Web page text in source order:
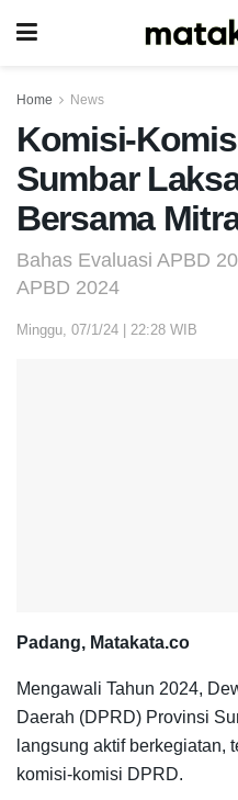
Home News
Komisi-
Sumbar
Bersama
Bahas Evaluasi APBD
APBD 2024
Minggu, 07/1/24 | 22:28 WIB
Padang, Matakata.co
Mengawali Tahun 2024,
Daerah (DPRD) Provinsi
langsung aktif berkegiatan,
komisi-komisi DPRD.